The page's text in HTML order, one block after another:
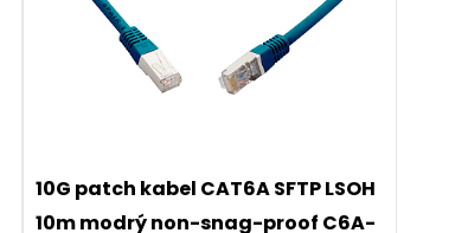
10G patch kabel CAT6A SFTP LSOH
10m modrý non-snag-proof C6A-